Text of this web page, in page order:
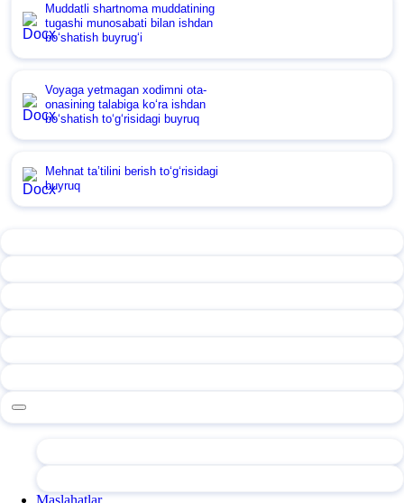
Muddatli shartnoma muddatining
tugashi munosabati bilan ishdan
boʻshatish buyrugʻi
Voyaga yetmagan хodimni ota-
onasining talabiga koʻra ishdan
boʻshatish toʻgʻrisidagi buyruq
Mehnat ta’tilini berish toʻgʻrisidagi
buyruq
Maslahatlar